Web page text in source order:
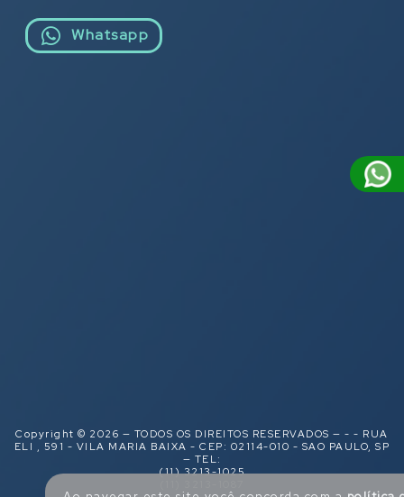
Whatsapp
Copyright © 2026 — TODOS OS DIREITOS RESERVADOS — - - RUA
ELI , 591 - VILA MARIA BAIXA - CEP: 02114-010 - SAO PAULO, SP
— TEL:
(11) 3213-1025